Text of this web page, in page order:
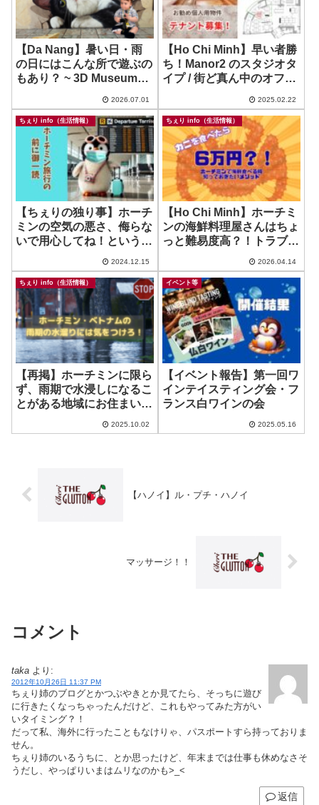
【Da Nang】暑い日・雨
の日にはこんな所で遊ぶの
もあり？ ~ 3D Museum
2026.07.01
【Ho Chi Minh】早い者勝
ち！Manor2 のスタジオタ
イプ / 街ど真ん中のオフィ
すか？(^・^)
2025.02.22
ちぇり info（生活情報）
【ちぇりの独り事】ホーチ
ミンの空気の悪さ、侮らな
いで用心してね！という話
2024.12.15
ちぇり info（生活情報）
【Ho Chi Minh】ホーチミ
ンの海鮮料理屋さんはちょ
っと難易度高？！トラブル
2026.04.14
ちぇり info（生活情報）
【再掲】ホーチミンに限ら
ず、雨期で水浸しになるこ
とがある地域にお住まい・
つけてほしいこと
2025.10.02
イベント等
【イベント報告】第一回ワ
インテイスティング会・フ
ランス白ワインの会
2025.05.16
【ハノイ】ル・プチ・ハノイ
マッサージ！！
コメント
taka より:
2012年10月26日 11:37 PM
ちぇり姉のブログとかつぶやきとか見てたら、そっちに遊び
に行きたくなっちゃったんだけど、これもやってみた方がい
いタイミング？！
だって私、海外に行ったこともなけりゃ、パスポートすら持っておりま
せん。
ちぇり姉のいるうちに、とか思ったけど、年末までは仕事も休めなさそ
うだし、やっぱりいまはムリなのかも>_<
返信